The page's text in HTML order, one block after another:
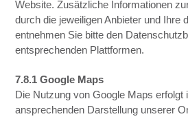
Website. Zusätzliche Informationen
durch die jeweiligen Anbieter und Ihre
entnehmen Sie bitte den
entsprechenden Plattformen.
7.8.1 Google Maps
Die Nutzung von Google Maps erfolgt
ansprechenden Darstellung unserer